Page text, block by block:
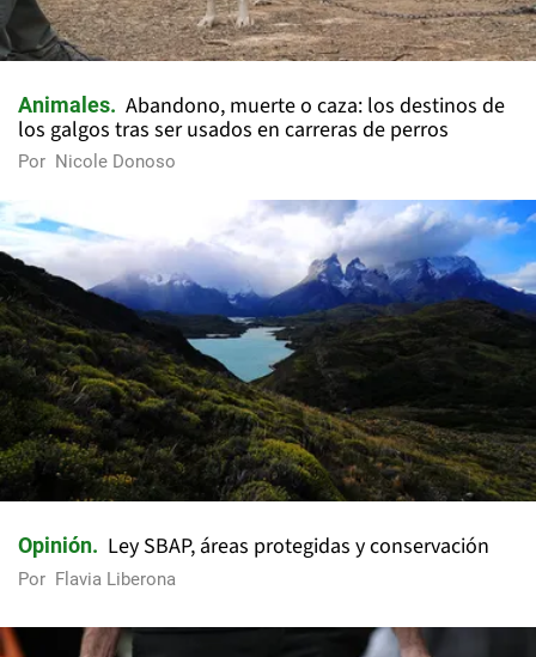
Animales
Abandono, muerte o caza: los destinos de
los galgos tras ser usados en carreras de perros
Por Nicole Donoso
Opinión Ley SBAP, áreas protegidas y conservación
Por Flavia Liberona